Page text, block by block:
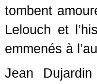
tombent
Lelouch et
emmenés à
Jean